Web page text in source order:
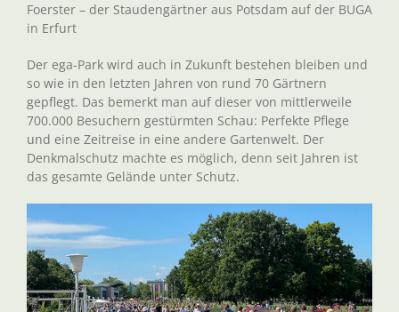
Foerster – der Staudengärtner aus Potsdam auf der BUGA
in Erfurt
Der ega-Park wird auch in Zukunft bestehen bleiben und
so wie in den letzten Jahren von rund 70 Gärtnern
gepflegt. Das bemerkt man auf dieser von mittlerweile
700.000 Besuchern gestürmten Schau: Perfekte Pflege
und eine Zeitreise in eine andere Gartenwelt. Der
Denkmalschutz machte es möglich, denn seit Jahren ist
das gesamte Gelände unter Schutz.